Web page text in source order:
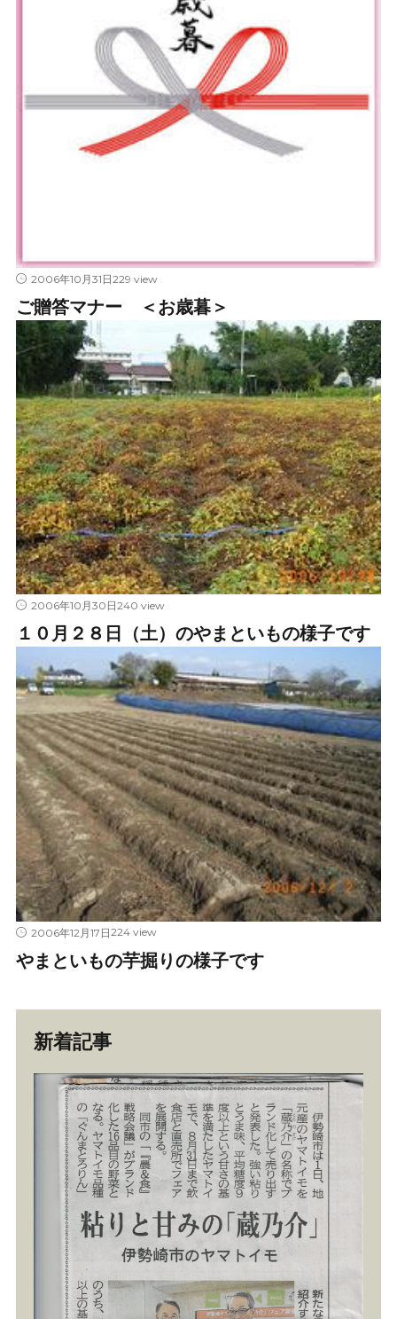
2006年10月31日229 view
ご贈答マナー ＜お歳暮＞
2006年10月30日240 view
１０月２８日（土）のやまといもの様子です
2006年12月17日224 view
やまといもの芋掘りの様子です
新着記事